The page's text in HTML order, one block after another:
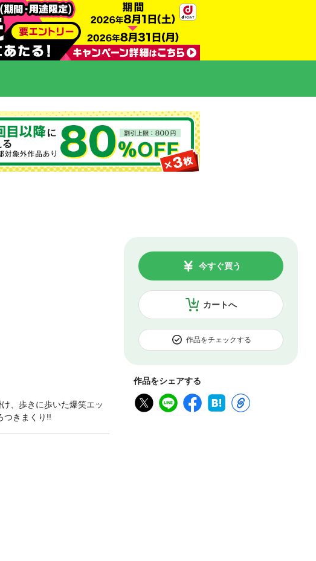
カートへ
今すぐ買う
作品をチェックする
作品をシェアする
、歩きに歩いた爆笑エッ
つきまくり!!